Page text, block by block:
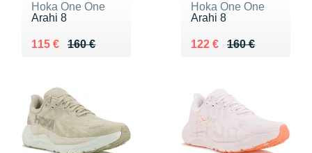
Hoka One One
Arahi 8
160 €
Au lieu de 160 €
115 €
Vendu 115 €
Hoka One One
Arahi 8
160 €
Au lieu de 160 €
122 €
Vendu 122 €